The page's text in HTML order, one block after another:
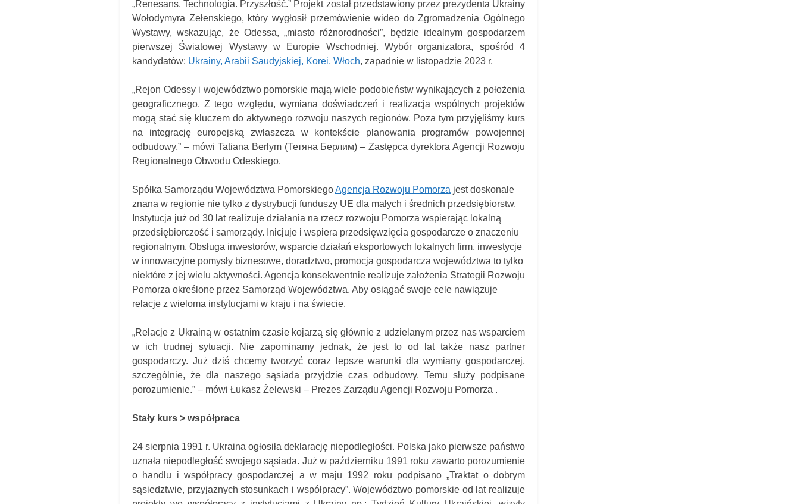
„Renesans. Technologia. Przyszłość.” Projekt został przedstawiony przez prezydenta Ukrainy
Wołodymyra Zełenskiego, który wygłosił przemówienie wideo do Zgromadzenia Ogólnego
Wystawy, wskazując, że Odessa, „miasto różnorodności”, będzie idealnym gospodarzem
pierwszej Światowej Wystawy w Europie Wschodniej. Wybór organizatora, spośród 4
kandydatów: Ukrainy, Arabii Saudyjskiej, Korei, Włoch, zapadnie w listopadzie 2023 r.
„Rejon Odessy i województwo pomorskie mają wiele podobieństw wynikających z położenia
geograficznego. Z tego względu, wymiana doświadczeń i realizacja wspólnych projektów
mogą stać się kluczem do aktywnego rozwoju naszych regionów. Poza tym przyjęliśmy kurs
na integrację europejską zwłaszcza w kontekście planowania programów powojennej
odbudowy.” – mówi Tatiana Berlym (Тетяна Берлим) – Zastępca dyrektora Agencji Rozwoju
Regionalnego Obwodu Odeskiego.
Spółka Samorządu Województwa PomorskiegoAgencja Rozwoju Pomorza jest doskonale
znana w regionie nie tylko z dystrybucji funduszy UE dla małych i średnich przedsiębiorstw.
Instytucja już od 30 lat realizuje działania na rzecz rozwoju Pomorza wspierając lokalną
przedsiębiorczość i samorządy. Inicjuje i wspiera przedsięwzięcia gospodarcze o znaczeniu
regionalnym. Obsługa inwestorów, wsparcie działań eksportowych lokalnych firm, inwestycje
w innowacyjne pomysły biznesowe, doradztwo, promocja gospodarcza województwa to tylko
niektóre z jej wielu aktywności. Agencja konsekwentnie realizuje założenia Strategii Rozwoju
Pomorza określone przez Samorząd Województwa. Aby osiągać swoje cele nawiązuje
relacje z wieloma instytucjami w kraju i na świecie.
„Relacje z Ukrainą w ostatnim czasie kojarzą się głównie z udzielanym przez nas wsparciem
w ich trudnej sytuacji. Nie zapominamy jednak, że jest to od lat także nasz partner
gospodarczy. Już dziś chcemy tworzyć coraz lepsze warunki dla wymiany gospodarczej,
szczególnie, że dla naszego sąsiada przyjdzie czas odbudowy. Temu służy podpisane
porozumienie.” – mówi Łukasz Żelewski – Prezes Zarządu Agencji Rozwoju Pomorza .
Stały kurs > współpraca
24 sierpnia 1991 r. Ukraina ogłosiła deklarację niepodległości. Polska jako pierwsze państwo
uznała niepodległość swojego sąsiada. Już w październiku 1991 roku zawarto porozumienie
o handlu i współpracy gospodarczej a w maju 1992 roku podpisano „Traktat o dobrym
sąsiedztwie, przyjaznych stosunkach i współpracy”. Województwo pomorskie od lat realizuje